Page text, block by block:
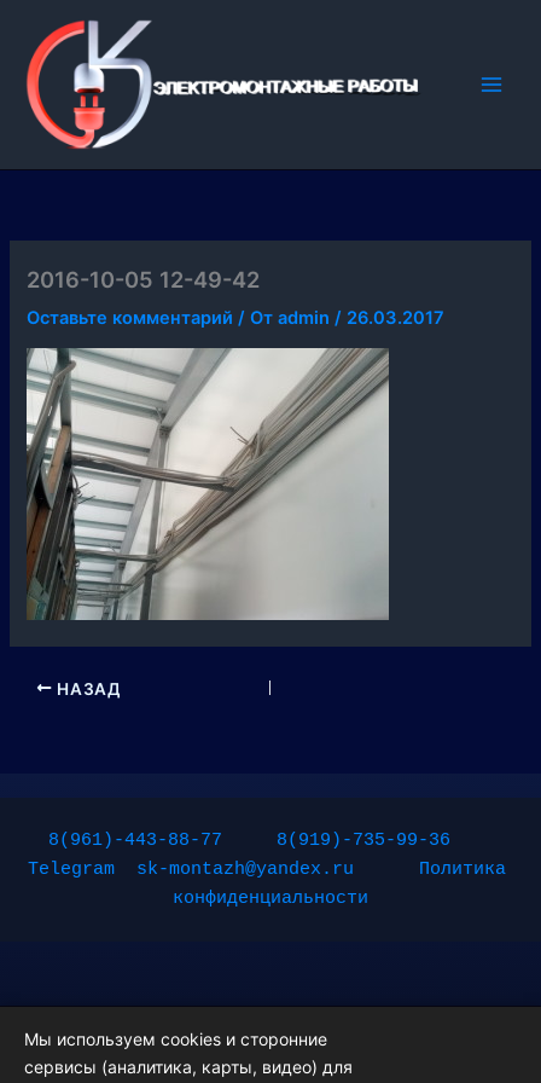
содержимому
2016-10-05 12-49-42
Оставьте комментарий / Отadmin/ 26.03.2017
НАЗАД
8(961)-443-88-77
8(919)-735-99-36
Telegram
sk-montazh@yandex.ru
Политика
конфиденциальности
Мы используем cookies и сторонние
сервисы (аналитика, карты, видео) для